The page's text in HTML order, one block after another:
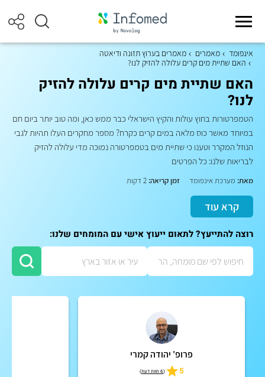
אינפומד מאמרים
מאמרים בערוץ תזונה ודיאטה
האם שתיית מים קרים עלולה להזיק לנו?
האם שתיית מים קרים עלולה להזיק
לנו?
הטמפרטורות בחוץ עולות והקיץ הישראלי כבר ממש כאן, ומה טוב יותר ביום חם
במיוחד מאשר כוס מלאה במים קרים כקרח? מספר מחקרים העלו תהיות לגבי
הנוזל המקרר וטענו כי שתיית מים בטמפרטורה נמוכה מדי עלולה להזיק
לבריאות שלנו: כל הפרטים
מאת: מערכת אינפומד זמן קריאה:
קרא עוד
רוצה להתייעץ? לתאום ייעוץ אישי עם המומחים שלנו:
פרופ' יהודה קמרי
5
(6 חוות דעת )